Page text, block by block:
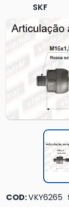
SKF
COD:VKY6265